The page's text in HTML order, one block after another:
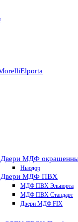
Elporta
Двери МДФ
Ньюдор
Двери МДФ ПВХ
МДФ ПВХ Эльпорта
МДФ ПВХ Стандарт
Двери МДФ FIX